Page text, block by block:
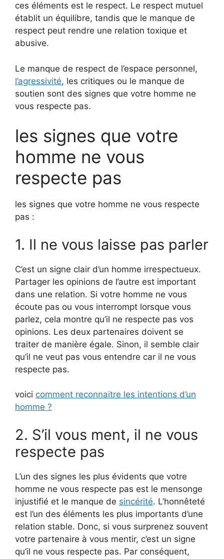
ces éléments est le respect. Le respect mutuel
établit un équilibre, tandis que le manque de
respect peut rendre une relation toxique et
abusive.
Le manque de respect de l’espace personnel,
l’agressivité, les critiques ou le manque de
soutien sont des signes que votre homme ne
vous respecte pas.
les signes que votre
homme ne vous
respecte pas
les signes que votre homme ne vous respecte
pas :
1. Il ne vous laisse pas parler
C’est un signe clair d’un homme irrespectueux.
Partager les opinions de l’autre est important
dans une relation. Si votre homme ne vous
écoute pas ou vous interrompt lorsque vous
parlez, cela montre qu’il ne respecte pas vos
opinions. Les deux partenaires doivent se
traiter de manière égale. Sinon, il semble clair
qu’il ne veut pas vous entendre car il ne vous
respecte pas.
voici comment reconnaitre les intentions d’un
homme ?
2. S’il vous ment, il ne vous
respecte pas
L’un des signes les plus évidents que votre
homme ne vous respecte pas est le mensonge
injustifié et le manque de sincérité. L’honnêteté
est l’un des éléments les plus importants d’une
relation stable. Donc, si vous surprenez souvent
votre partenaire à vous mentir, c’est un signe
qu’il ne vous respecte pas. Par conséquent,